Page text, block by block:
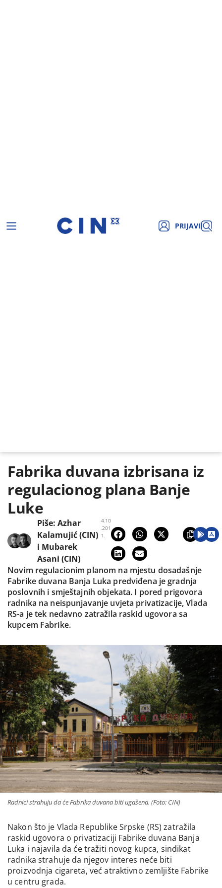
PRIJAVI
Fabrika duvana izbrisana iz
regulacionog plana Banje
Luke
4.10
.201
1.
Piše: Azhar
Kalamujić (CIN)
i Mubarek
Asani (CIN)
Novim regulacionim planom na mjestu dosadašnje
Fabrike duvana Banja Luka predviđena je gradnja
poslovnih i smještajnih objekata. I pored prigovora
radnika na neispunjavanje uvjeta privatizacije, Vlada
RS-a je tek nedavno zatražila raskid ugovora sa
kupcem Fabrike.
Radnici strahuju da će Fabrika duvana biti ugašena. (Foto: CIN)
Nakon što je Vlada Republike Srpske (RS) zatražila
raskid ugovora o privatizaciji Fabrike duvana Banja
Luka i najavila da će tražiti novog kupca, sindikat
radnika strahuje da njegov interes neće biti
proizvodnja cigareta, već atraktivno zemljište Fabrike
u centru grada.